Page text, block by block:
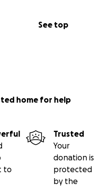
See top
home for help
to
Trusted
Your
donation is
protected
by the